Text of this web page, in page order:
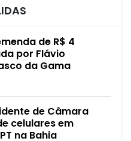
de R$ 4
por Flávio
da Gama
de Câmara
celulares em
na Bahia